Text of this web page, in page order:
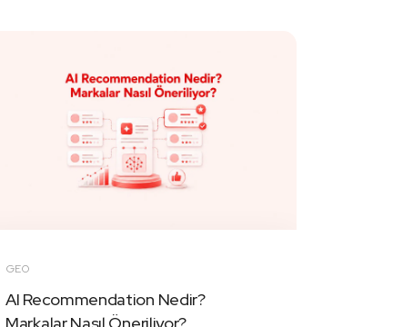
GEO
AI Recommendation Nedir?